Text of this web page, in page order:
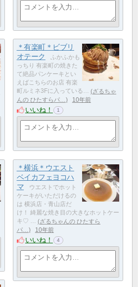
＊有楽町＊ビブリ
オテーク
ふかふかも
っちり 有楽町の焼きた
て絶品パンケーキとい
えばこちらのお店 有楽
町ルミネ3Fに入っている…
ざるちゃ
んの ひたすらパ…
10年前
いいね！ 1
＊横浜＊ウエスト
ベイカフェヨコハ
マ
ウエストでホット
ケーキがいただけるの
は 横浜店・青山店だ
け！ 綺麗な焼き目の大きなホットケー
キ♡ …
ざるちゃんの ひたすら
パ…
10年前
いいね！ 4